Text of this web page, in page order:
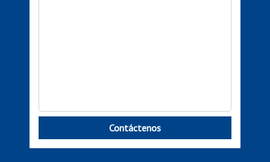
Contáctenos